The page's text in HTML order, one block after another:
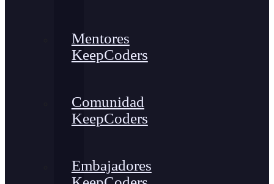
Mentores
KeepCoders
Comunidad
KeepCoders
Embajadores